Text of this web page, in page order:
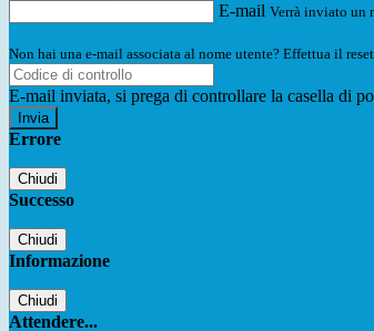
E-mail Verrà inviato un
Non hai una e-mail associata al nome utente? Effettua il
E-mail inviata, si prega di controllare la casella di
Errore
Chiudi
Successo
Chiudi
Informazione
Chiudi
Attendere...